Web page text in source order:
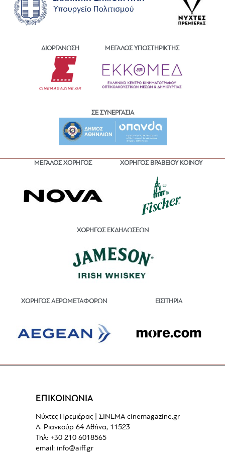
ΔΙΟΡΓΑΝΩΣΗ ΜΕΓΑΛΟΣ ΥΠΟΣΤΗΡΙΚΤΗΣ
ΣΕ ΣΥΝΕΡΓΑΣΙΑ
ΜΕΓΑΛΟΣ ΧΟΡΗΓΟΣ ΧΟΡΗΓΟΣ ΒΡΑΒΕΙΟΥ ΚΟΙΝΟΥ
ΧΟΡΗΓΟΣ ΕΚΔΗΛΩΣΕΩΝ
ΧΟΡΗΓΟΣ ΑΕΡΟΜΕΤΑΦΟΡΩΝ ΕΙΣΙΤΗΡΙΑ
ΕΠΙΚΟΙΝΩΝΙΑ
Νύχτες Πρεμιέρας | ΣΙΝΕΜΑ cinemagazine.gr
Λ. Ριανκούρ 64 Αθήνα, 11523
Τηλ: +30 210 6018565
email: info@aiff.gr